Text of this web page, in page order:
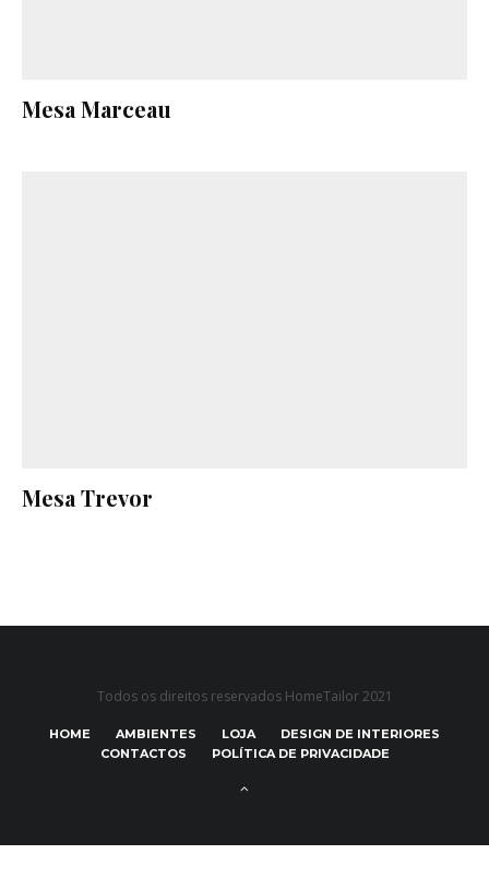
Mesa Marceau
Mesa Trevor
Todos os direitos reservados HomeTailor 2021
HOME AMBIENTES LOJA
DESIGN DE INTERIORES
CONTACTOS
POLÍTICA DE PRIVACIDADE